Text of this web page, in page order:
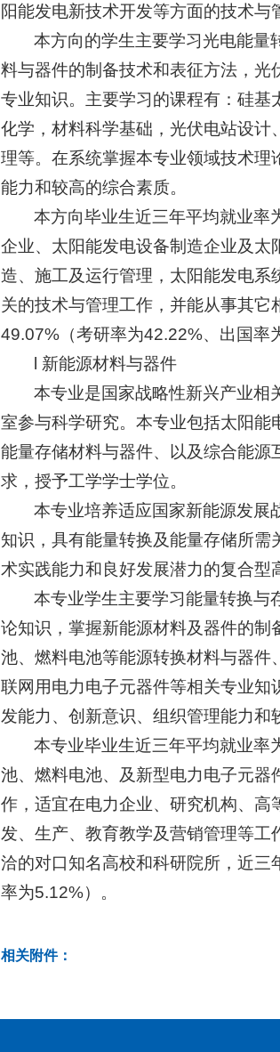
阳能发电新技术开发等方面的技术与
本方向的学生主要学习光电能量
料与器件的制备技术和表征方法，
专业知识。主要学习的课程有：硅基
化学，材料科学基础，光伏电站设
理等。在系统掌握本专业领域技术理
能力和较高的综合素质。
本方向毕业生近三年平均就业率
企业、太阳能发电设备制造企业及太
造、施工及运行管理，太阳能发电系
关的技术与管理工作，并能从事其
49.07%（考研率为42.22%、出国率
l 新能源材料与器件
本专业是国家战略性新兴产业相
室参与科学研究。本专业包括太阳
能量存储材料与器件、以及综合能
求，授予工学学士学位。
本专业培养适应国家新能源发展
知识，具有能量转换及能量存储所
术实践能力和良好发展潜力的复合型
本专业学生主要学习能量转换与
论知识，掌握新能源材料及器件的
池、燃料电池等能源转换材料与器件
联网用电力电子元器件等相关专业
发能力、创新意识、组织管理能力和
本专业毕业生近三年平均就业率
池、燃料电池、及新型电力电子元器
作，适宜在电力企业、研究机构、
发、生产、教育教学及营销管理等
洽的对口知名高校和科研院所，近
率为5.12%）。
相关附件：